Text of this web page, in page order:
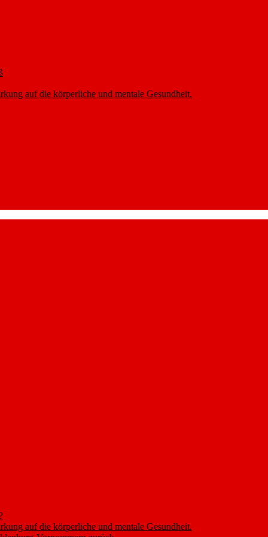
auf die körperliche und mentale Gesundheit.
auf die körperliche und mentale Gesundheit.